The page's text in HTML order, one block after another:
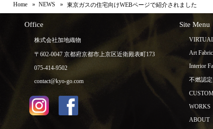
Home NEWS 東京ガスの住宅向けWEBページで紹介されました
Office
株式会社加地織物
〒602-0047 京都府京都市上京区近衛殿表町173
075-414-9502
contact@kyo-go.com
Site Menu
Art Fabric
Interior
不燃認
WORKS
ABOUT